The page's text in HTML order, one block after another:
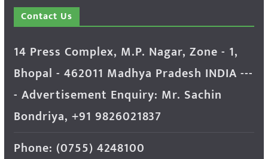
Contact Us
14 Press Complex, M.P. Nagar, Zone - 1,
Bhopal - 462011 Madhya Pradesh INDIA ---
- Advertisement Enquiry: Mr. Sachin
Bondriya, +91 9826021837
Phone: (0755) 4248100